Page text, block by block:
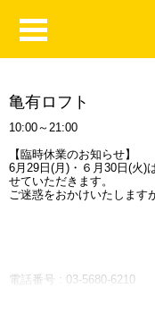
亀有ロフト
10:00～21:00
【臨時休業のお知らせ】
6月29日(月)・６月30日(火)
せていただきます。
ご迷惑をおかけいたします
電話番号 : 03-5680-6210